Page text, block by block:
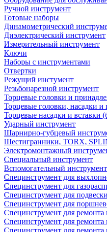
Ручной инструмент
Готовые наборы
Динамометрический
Диэлектрический инструмент
Измерительный инструмент
Ключи
Наборы с инструментами
Отвертки
Режущий инстумент
Резьбонарезной инструмент
Торцевые головки и
Торцевые головки, насадки
Торцевые насадки и вставки
Ударный инструмент
Шарнирно-губцевый
Шестигранники, TORX,
Электромонтажный
Специальный инструмент
Вспомогательный инструмент
Специнструмент для
Специнструмент для
Специнструмент для подвески
Специнструмент для
Специнструмент для ремонта
Специнструмент для ремонта
Специнструмент для ремонта